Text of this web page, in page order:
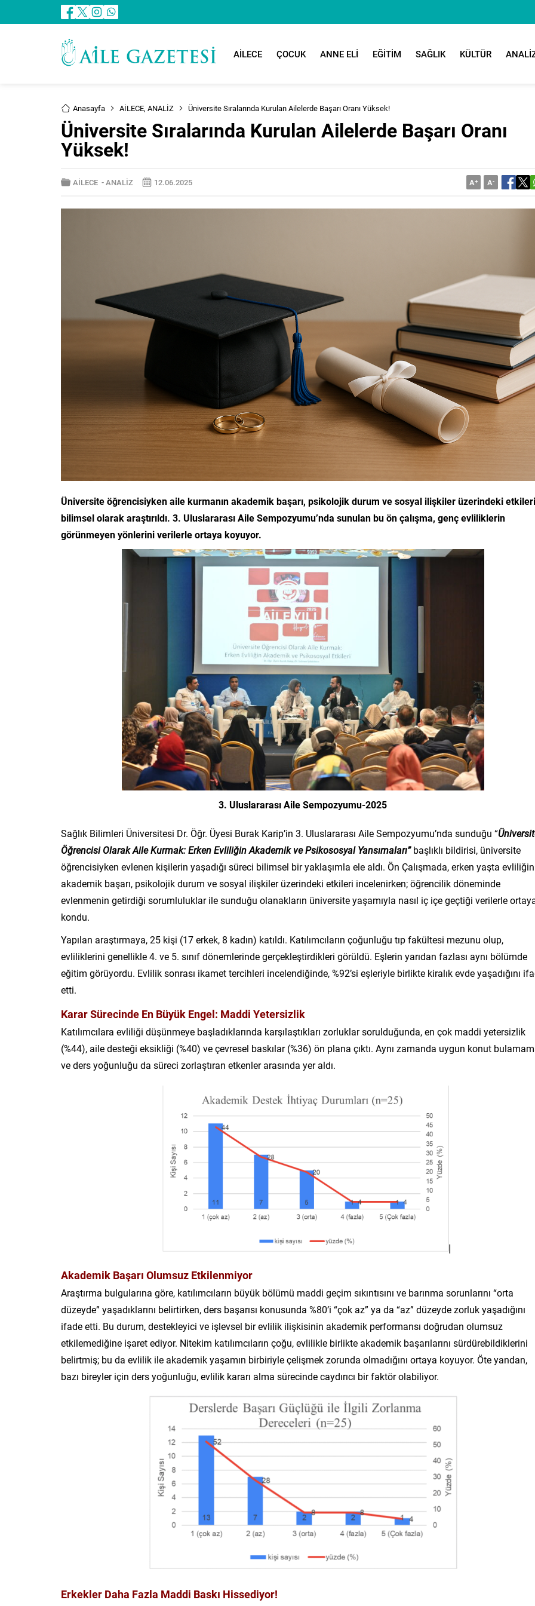
AİLECE ÇOCUK ANNE ELİ EĞİTİM SAĞLIK KÜLTÜR
Anasayfa AİLECE, ANALİZ Üniversite Sıralarında Kurulan Ailelerde Başarı Oranı Yüksek!
Üniversite Sıralarında Kurulan Ailelerde Başarı Oranı
Yüksek!
AİLECE -ANALİZ 12.06.2025 A+ A-
Üniversite öğrencisiyken aile kurmanın akademik başarı, psikolojik durum ve sosyal ilişkiler üzerindeki etkileri
bilimsel olarak araştırıldı. 3. Uluslararası Aile Sempozyumu’nda sunulan bu ön çalışma, genç evliliklerin
görünmeyen yönlerini verilerle ortaya koyuyor.
3. Uluslararası Aile Sempozyumu-2025
Sağlık Bilimleri Üniversitesi Dr. Öğr. Üyesi Burak Karip’in 3. Uluslararası Aile Sempozyumu’nda sunduğu “
Öğrencisi Olarak Aile Kurmak: Erken Evliliğin Akademik ve Psikososyal Yansımaları”başlıklı bildirisi, üniversite
öğrencisiyken evlenen kişilerin yaşadığı süreci bilimsel bir yaklaşımla ele aldı. Ön Çalışmada, erken yaşta evliliğin
akademik başarı, psikolojik durum ve sosyal ilişkiler üzerindeki etkileri incelenirken; öğrencilik döneminde
evlenmenin getirdiği sorumluluklar ile sunduğu olanakların üniversite yaşamıyla nasıl iç içe geçtiği verilerle
kondu.
Yapılan araştırmaya, 25 kişi (17 erkek, 8 kadın) katıldı. Katılımcıların çoğunluğu tıp fakültesi mezunu olup,
evliliklerini genellikle 4. ve 5. sınıf dönemlerinde gerçekleştirdikleri görüldü. Eşlerin yarıdan fazlası aynı bölümde
eğitim görüyordu. Evlilik sonrası ikamet tercihleri incelendiğinde, %92’si eşleriyle birlikte kiralık evde yaşadığını
etti.
Karar Sürecinde En Büyük Engel: Maddi Yetersizlik
Katılımcılara evliliği düşünmeye başladıklarında karşılaştıkları zorluklar sorulduğunda, en çok maddi yetersizlik
(%44), aile desteği eksikliği (%40) ve çevresel baskılar (%36) ön plana çıktı. Aynı zamanda uygun konut
ve ders yoğunluğu da süreci zorlaştıran etkenler arasında yer aldı.
Akademik Başarı Olumsuz Etkilenmiyor
Araştırma bulgularına göre, katılımcıların büyük bölümü maddi geçim sıkıntısını ve barınma sorunlarını “orta
düzeyde” yaşadıklarını belirtirken, ders başarısı konusunda %80’i “çok az” ya da “az” düzeyde zorluk yaşadığını
ifade etti. Bu durum, destekleyici ve işlevsel bir evlilik ilişkisinin akademik performansı doğrudan olumsuz
etkilemediğine işaret ediyor. Nitekim katılımcıların çoğu, evlilikle birlikte akademik başarılarını sürdürebildiklerini
belirtmiş; bu da evlilik ile akademik yaşamın birbiriyle çelişmek zorunda olmadığını ortaya koyuyor. Öte yandan,
bazı bireyler için ders yoğunluğu, evlilik kararı alma sürecinde caydırıcı bir faktör olabiliyor.
Erkekler Daha Fazla Maddi Baskı Hissediyor!